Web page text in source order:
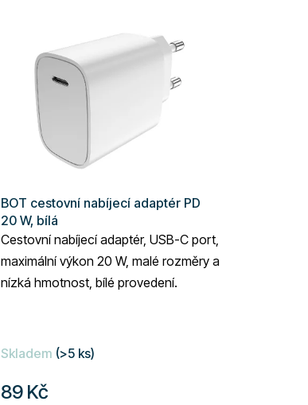
BOT cestovní nabíjecí adaptér PD
20 W, bílá
Cestovní nabíjecí adaptér, USB-C port,
maximální výkon 20 W, malé rozměry a
nízká hmotnost, bílé provedení.
Skladem (>5 ks)
89 Kč